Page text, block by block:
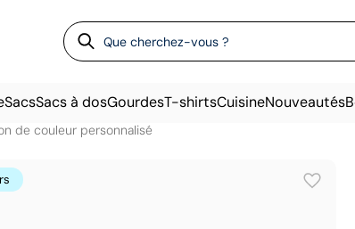
SacsSacs à dosGourdesT-shirtsCuisineNouveautés
de couleur personnalisé